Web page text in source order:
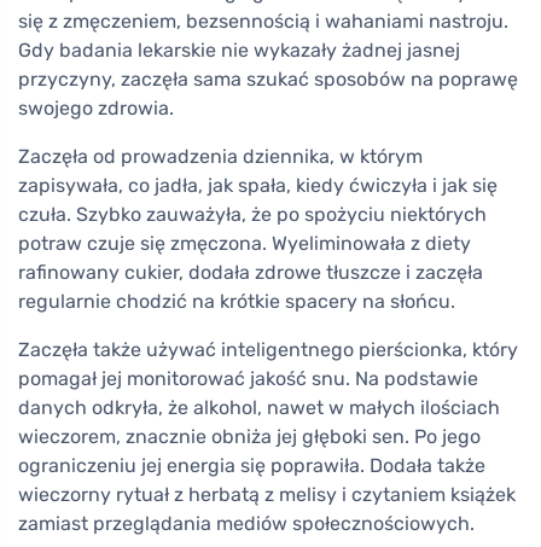
się z zmęczeniem, bezsennością i wahaniami nastroju.
Gdy badania lekarskie nie wykazały żadnej jasnej
przyczyny, zaczęła sama szukać sposobów na poprawę
swojego zdrowia.
Zaczęła od prowadzenia dziennika, w którym
zapisywała, co jadła, jak spała, kiedy ćwiczyła i jak się
czuła. Szybko zauważyła, że po spożyciu niektórych
potraw czuje się zmęczona. Wyeliminowała z diety
rafinowany cukier, dodała zdrowe tłuszcze i zaczęła
regularnie chodzić na krótkie spacery na słońcu.
Zaczęła także używać inteligentnego pierścionka, który
pomagał jej monitorować jakość snu. Na podstawie
danych odkryła, że alkohol, nawet w małych ilościach
wieczorem, znacznie obniża jej głęboki sen. Po jego
ograniczeniu jej energia się poprawiła. Dodała także
wieczorny rytuał z herbatą z melisy i czytaniem książek
zamiast przeglądania mediów społecznościowych.